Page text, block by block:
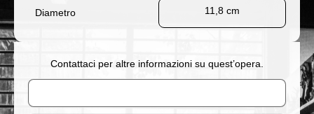
Diametro 11,8 cm
Contattaci per altre informazioni su quest’opera.
Nome